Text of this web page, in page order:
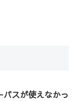
スが使えなかっ